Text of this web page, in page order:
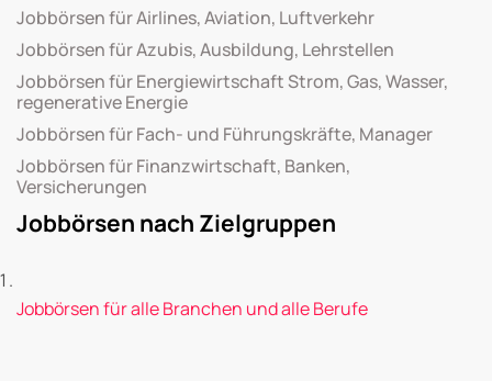
Jobbörsen für Airlines, Aviation, Luftverkehr
Jobbörsen für Azubis, Ausbildung, Lehrstellen
Jobbörsen für Energiewirtschaft Strom, Gas, Wasser,
regenerative Energie
Jobbörsen für Fach- und Führungskräfte, Manager
Jobbörsen für Finanzwirtschaft, Banken,
Versicherungen
Jobbörsen nach Zielgruppen
Jobbörsen für alle Branchen und alle Berufe